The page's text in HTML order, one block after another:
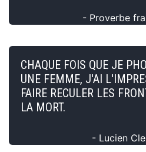
- Proverbe
CHAQUE FOIS QUE JE
UNE FEMME, J'AI
FAIRE RECULER LES
LA MORT.
- Lucien